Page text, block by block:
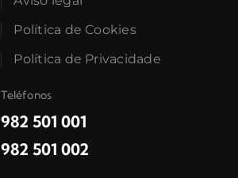
Política de Cookies
Política de Privacidade
Teléfonos
982 501 001
982 501 002